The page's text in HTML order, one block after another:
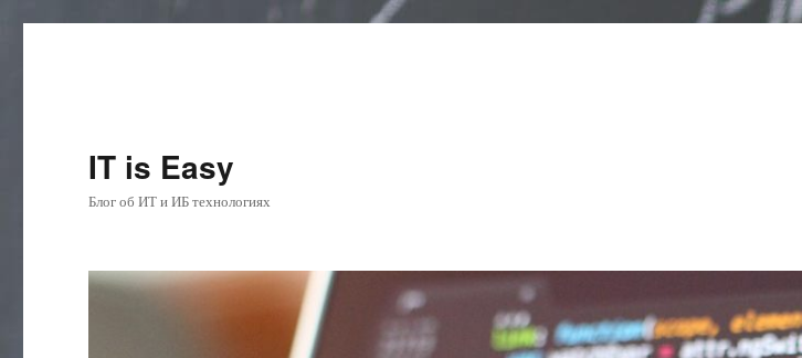
IT is Easy
Блог об ИТ и ИБ технологиях